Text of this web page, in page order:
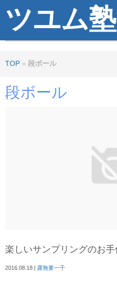
ツユム塾
TOP » 段ボール
段ボール
楽しいサンプリングのお手
2016.08.18 | 露無要一千